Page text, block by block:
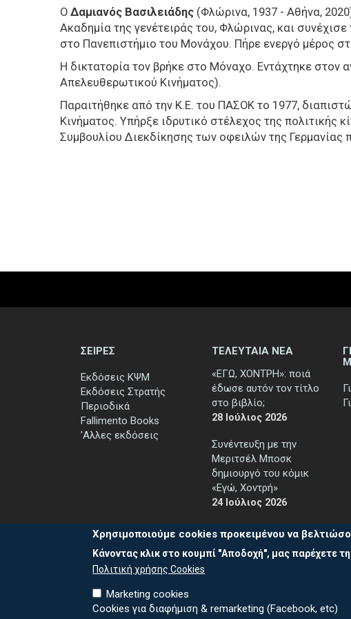
Ο Δαμιανός Βασιλειάδης (Φλώρινα, 1937 - Αθήνα,
Ακαδημία της γενέτειράς του, Φλώρινας, και
στο Πανεπιστήμιο του Μονάχου. Πήρε ενεργό μέρος
Η δικτατορία τον βρήκε στο Μόναχο. Εντάχτηκε στον
Απελευθερωτικού Κινήματος).
Παραιτήθηκε από την Κ.Ε. του ΠΑΣΟΚ το 1977,
Κινήματος. Υπήρξε ιδρυτικό στέλεχος της
Συμβουλίου Διεκδίκησης των οφειλών της Γερμανίας
ΣΕΙΡΕΣ
Εκδόσεις ΚΨΜ
Εκδόσεις Στρατής
Περιοδικά
Fallimento Books
'Αλλες εκδόσεις
ΤΕΛΕΥΤΑΙΑ ΝΕΑ
«ΕΓΩ, ΧΟΝΤΡΗ»: ποιά
έδωσε αυτόν τον τίτλο
στο βιβλίο;
28 Ιούλιος 2026
Συνέντευξη με την
Μεριτσέλ Μποσκ
δημιουργό του κόμικ
«Εγώ, Χοντρή»
24 Ιούλιος 2026
Χρησιμοποιούμε cookies προκειμένου να
Κάνοντας κλικ στο κουμπί "Αποδοχή", μας παρέχετε
Πολιτική χρήσης Cookies
Marketing cookies
Cookies για διαφήμιση & remarketing (Facebook, etc)